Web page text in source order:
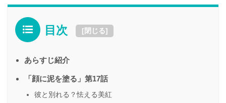
目次 [閉じる]
あらすじ紹介
「顔に泥を塗る」第17話
彼と別れる？怯える美紅